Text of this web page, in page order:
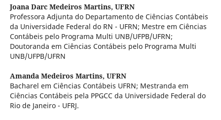
Joana Darc Medeiros Martins, UFRN
Professora Adjunta do Departamento de Ciências Contábeis
da Universidade Federal do RN - UFRN; Mestre em Ciências
Contábeis pelo Programa Multi UNB/UFPB/UFRN;
Doutoranda em Ciências Contábeis pelo Programa Multi
UNB/UFPB/UFRN
Amanda Medeiros Martins, UFRN
Bacharel em Ciências Contábeis UFRN; Mestranda em
Ciências Contábeis pela PPGCC da Universidade Federal do
Rio de Janeiro - UFRJ.